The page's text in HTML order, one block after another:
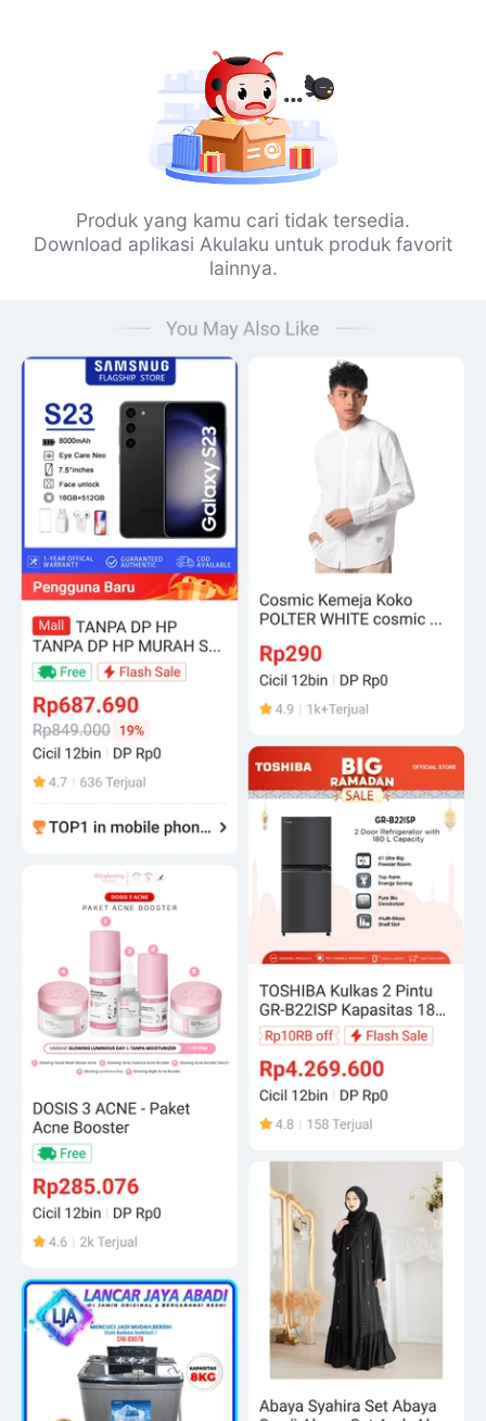
Produk yang kamu cari tidak tersedia.
Download aplikasi Akulaku untuk produk favorit
lainnya.